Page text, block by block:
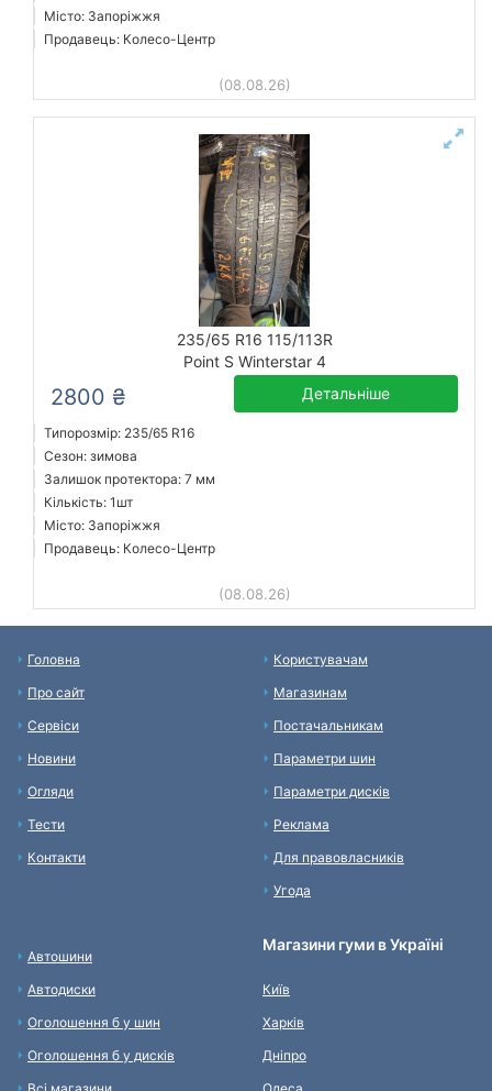
Місто: Запоріжжя
Продавець: Колесо-Центр
(08.08.26)
235/65 R16 115/113R
Point S Winterstar 4
2800 ₴ Детальніше
Типорозмір: 235/65 R16
Сезон: зимова
Залишок протектора: 7 мм
Кількість: 1шт
Місто: Запоріжжя
Продавець: Колесо-Центр
(08.08.26)
Головна
Про сайт
Сервіси
Новини
Огляди
Тести
Контакти
Користувачам
Магазинам
Постачальникам
Параметри шин
Параметри дисків
Реклама
Для правовласників
Угода
Автошини
Автодиски
Оголошення б у шин
Оголошення б у дисків
Магазини гуми в Україні
Київ
Харків
Дніпро